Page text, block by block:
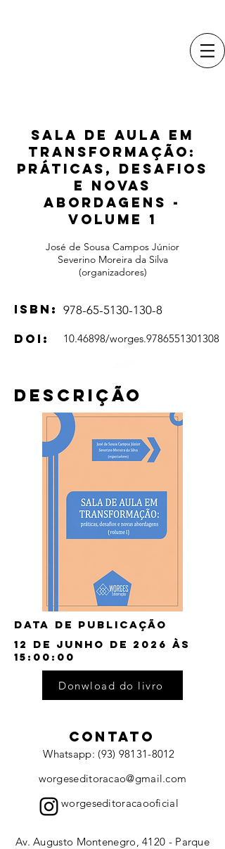
SALA DE AULA EM
TRANSFORMAÇÃO:
PRÁTICAS, DESAFIOS
E NOVAS
ABORDAGENS -
Volume 1
José de Sousa Campos Júnior
Severino Moreira da Silva
(organizadores)
978-65-5130-130-8
ISBN:
10.46898/worges.9786551301308
DOI:
Descrição
Data de publicação
12 de junho de 2026 às
15:00:00
Donwload do livro
CONTATO
Whatsapp: (93) 98131-8012
worgeseditoracao@gmail.com
worgeseditoracaooficial
Av. Augusto Montenegro, 4120 - Parque